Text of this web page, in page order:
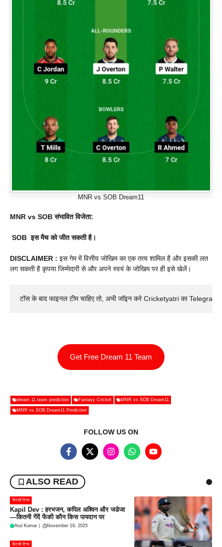
MNR vs SOB Dream11
MNR vs SOBसंभावित विजेता:
SOBइस मैच को जीत सकती है।
DISCLAIMER : इस गेम में वित्तीय जोखिम का एक तत्व शामिल है और इसकी लत
लग सकती है कृपया जिम्मेदारी से और अपने स्वयं के जोखिम पर ही इसे खेलें।
टॉस के बाद फाइनल टीम चाहिए तो, अभी जॉइन करे Cricketyatri का
Get Free Dream 11 Team
dream 11 team prediction Fantasy Cricket MNR vs SOB Dream11
MNR vs SOB Dream11 Prediction
FOLLOW US ON
ALSO READ
फैंटसी टिप्स
Kapil Dev : हरभजन, कपिल अश्विन और जडेजा
—कितनी गेंदें फेंकी कौन किस पायदान पर
Atul Kumar November 19, 2025
फैंटसी टिप्स